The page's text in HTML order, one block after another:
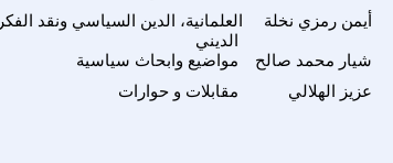
العلمانية، الدين السياسي ونقد الفكر
الديني
أيمن رمزي نخلة
مواضيع وابحاث سياسية شيار محمد صالح
مقابلات و حوارات
عزيز الهلالي